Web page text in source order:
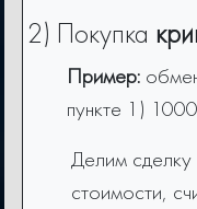
2) Покупка
Пример:
пункте 1)
Делим сделку
стоимости,